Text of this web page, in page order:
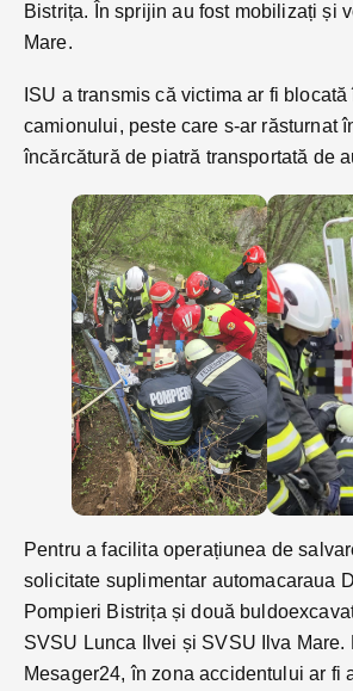
Bistrița. În sprijin au fost mobilizați și
Mare.
ISU a transmis că victima ar fi
camionului, peste care s-ar răsturnat
încărcătură de piatră transportată de
Pentru a facilita operațiunea de
solicitate suplimentar automacaraua
Pompieri Bistrița și două
SVSU Lunca Ilvei și SVSU Ilva Mare.
Mesager24, în zona accidentului ar fi